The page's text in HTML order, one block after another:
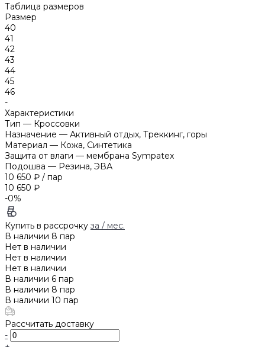
Таблица размеров
Размер
40
41
42
43
44
45
46
-
Характеристики
Тип — Кроссовки
Назначение — Активный отдых, Треккинг, горы
Материал — Кожа, Синтетика
Защита от влаги — мембрана Sympatex
Подошва — Резина, ЭВА
10 650 ₽ / пар
10 650 ₽
-0%
Купить в рассрочку за / мес.
В наличии 8 пар
Нет в наличии
Нет в наличии
Нет в наличии
В наличии 6 пар
В наличии 8 пар
В наличии 10 пар
Рассчитать доставку
-